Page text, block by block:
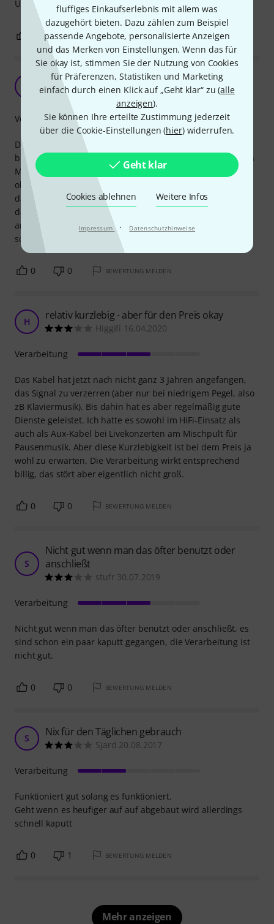
fluffiges Einkaufserlebnis mit allem was
dazugehört bieten. Dazu zählen zum Beispiel
passende Angebote, personalisierte Anzeigen
und das Merken von Einstellungen. Wenn das für
Sie okay ist, stimmen Sie der Nutzung von Cookies
für Präferenzen, Statistiken und Marketing
einfach durch einen Klick auf „Geht klar“ zu (alle
anzeigen).
Sie können Ihre erteilte Zustimmung jederzeit
über die Cookie-Einstellungen (hier) widerrufen.
Geht klar
Cookies ablehnen Weitere Infos
Impressum · Datenschutzhinweise
Überwurfgewinde drüber zu bringen. Aber dann geht's :-)
0 BEWERTUNG MELDEN
Preis Leistung voll Ok
Schnäis 08.04.2021
Die Verarbeitung des Kabels ist nicht schlecht aber halt
billig. Bis jetzt hällt es jedoch gut Stand. Ich habe es für ein
Mischpult das von diversen Menschen gebraucht wird und
ohne viel Sorgfalt behandelt wird gekauft in der Anname
das ich das Kabel nach 1-2 Jahren ersetzen werde und für
das macht es bis jetzt eine gute Form. Für solche
anwendungen top da auch viel Material am Kabel und
scheinbar recht stabil.
Verarbeitung
0 0 BEWERTUNG MELDEN
H relativ kurzlebig - aber für den Preis okay
Higgifi 16.04.2020
Das Kabel hat jetzt nach nicht ganz 3 Jahren angefangen,
das Signal zu verzerren (aber nur bei niedrigem Pegel, also
zB Klaviermusik). Bis dahin hat es aber regelmäßig gute
Dienste geleistet. Ich hatte es sowohl im HiFi-Einsatz als
auch als Aux-Kabel bei Livekonzerten am Mischpult für
Pausenmusik. Aber diese Kurzlebigkeit ist bei dem Preis ja
wohl zu erwarten. Die Verarbeitung wirkt entsprechend
billig, das stört aber eigentlich nicht groß.
Verarbeitung
0 0 BEWERTUNG MELDEN
S
Nicht gut wenn man das öfter benutzt oder
anschließt
stufr 30.07.2019
Nicht gut wenn man das öfter benutzt oder anschließt, es
sind schon ein paar kaputt gegangen, die Verarbeitung ist
nicht gut.
Verarbeitung
0 0 BEWERTUNG MELDEN
S Nix für den Täglichen gebrauch
Sjard 20.08.2017
Funktioniert gut solang es funktioniert.
Geht wenn es heufiger auf auf abgebaut wird allerdings
schnell kaputt
Verarbeitung
0 1 BEWERTUNG MELDEN
Mehr anzeigen